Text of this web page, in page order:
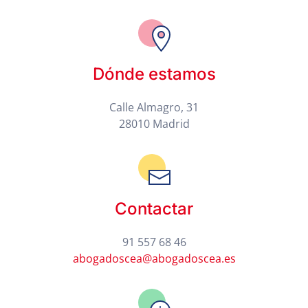
Dónde estamos
Calle Almagro, 31
28010 Madrid
Contactar
91 557 68 46
abogadoscea@abogadoscea.es